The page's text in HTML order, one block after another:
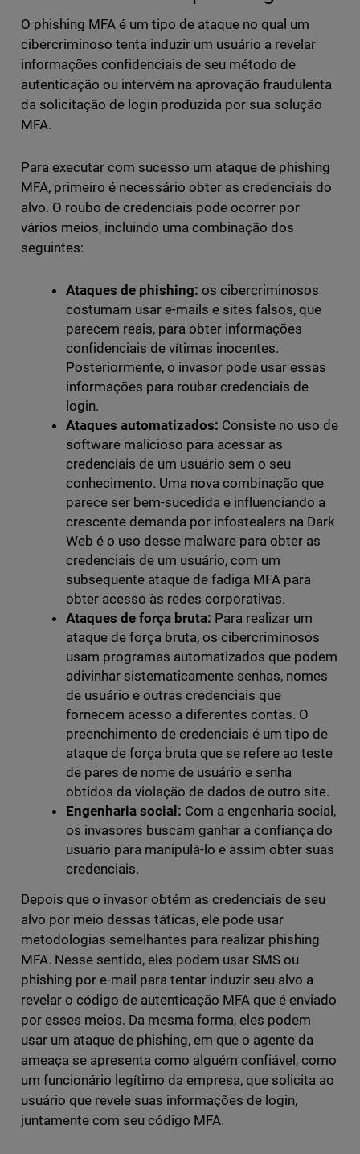
O phishing MFA é um tipo de ataque no qual um
cibercriminoso tenta induzir um usuário a revelar
informações confidenciais de seu método de
autenticação ou intervém na aprovação fraudulenta
da solicitação de login produzida por sua solução
MFA.
Para executar com sucesso um ataque de phishing
MFA, primeiro é necessário obter as credenciais do
alvo. O roubo de credenciais pode ocorrer por
vários meios, incluindo uma combinação dos
seguintes:
Ataques de phishing: os cibercriminosos
costumam usar e-mails e sites falsos, que
parecem reais, para obter informações
confidenciais de vítimas inocentes.
Posteriormente, o invasor pode usar essas
informações para roubar credenciais de
login.
Ataques automatizados: Consiste no uso de
software malicioso para acessar as
credenciais de um usuário sem o seu
conhecimento. Uma nova combinação que
parece ser bem-sucedida e influenciando a
crescente demanda por infostealers na Dark
Web é o uso desse malware para obter as
credenciais de um usuário, com um
subsequente ataque de fadiga MFA para
obter acesso às redes corporativas.
Ataques de força bruta: Para realizar um
ataque de força bruta, os cibercriminosos
usam programas automatizados que podem
adivinhar sistematicamente senhas, nomes
de usuário e outras credenciais que
fornecem acesso a diferentes contas. O
preenchimento de credenciais é um tipo de
ataque de força bruta que se refere ao teste
de pares de nome de usuário e senha
obtidos da violação de dados de outro site.
Engenharia social: Com a engenharia social,
os invasores buscam ganhar a confiança do
usuário para manipulá-lo e assim obter suas
credenciais.
Depois que o invasor obtém as credenciais de seu
alvo por meio dessas táticas, ele pode usar
metodologias semelhantes para realizar phishing
MFA. Nesse sentido, eles podem usar SMS ou
phishing por e-mail para tentar induzir seu alvo a
revelar o código de autenticação MFA que é enviado
por esses meios. Da mesma forma, eles podem
usar um ataque de phishing, em que o agente da
ameaça se apresenta como alguém confiável, como
um funcionário legítimo da empresa, que solicita ao
usuário que revele suas informações de login,
juntamente com seu código MFA.